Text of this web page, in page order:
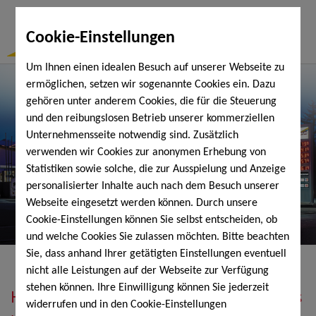
Cookie-Einstellungen
Um Ihnen einen idealen Besuch auf unserer Webseite zu
ermöglichen, setzen wir sogenannte Cookies ein. Dazu
gehören unter anderem Cookies, die für die Steuerung
und den reibungslosen Betrieb unserer kommerziellen
Unternehmensseite notwendig sind. Zusätzlich
verwenden wir Cookies zur anonymen Erhebung von
Statistiken sowie solche, die zur Ausspielung und Anzeige
personalisierter Inhalte auch nach dem Besuch unserer
Webseite eingesetzt werden können. Durch unsere
Cookie-Einstellungen können Sie selbst entscheiden, ob
und welche Cookies Sie zulassen möchten. Bitte beachten
Sie, dass anhand Ihrer getätigten Einstellungen eventuell
nicht alle Leistungen auf der Webseite zur Verfügung
stehen können. Ihre Einwilligung können Sie jederzeit
widerrufen und in den Cookie-Einstellungen
Heizöl, Diesel, Schmierstoffe, Holzpellets